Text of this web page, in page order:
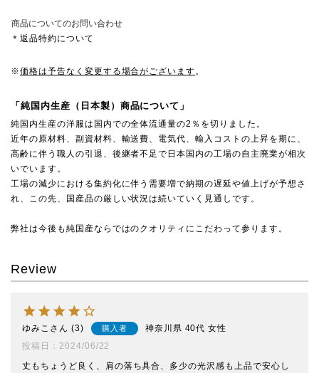
商品についてのお問い合わせ
＊返品特約について
※価格は予告なく変更する場合がございます。
「純国内生産（日本製）商品について」
純国内生産の洋服は国内での全体流通量の2％を切りました。
近年の原材料、副資材料、輸送費、電気代、輸入コストの上昇を期に、
高齢に伴う職人の引退、後継者不足で日本国内の工場の自主廃業が相次
いでいます。
工場の減少における集約化に伴う需要増で納期の遅延や値上げが予想さ
れ、この先、国産品の厳しい状況は続いていく見通しです。
弊社は今後も純国産ならではのクオリティにこだわって参ります。
Review
ゆみこ 3 購入者 神奈川県 40代 女性
投稿日
2024/06/22
丈もちょうど良く、肩の落ち具合、多少の光沢感も上品で安心し